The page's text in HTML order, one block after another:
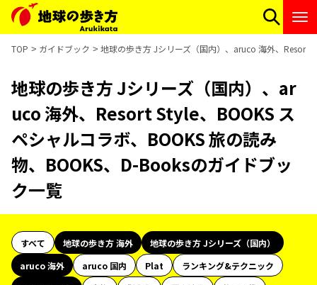
TOP ガイドブック 地球の歩き方 Jシリーズ（国内）、aruco 海外、Resort
地球の歩き方 Jシリーズ（国内）、ar
uco 海外、Resort Style、BOOKS ス
ペシャルコラボ、BOOKS 旅の読み
物、BOOKS、D-Booksのガイドブッ
ク一覧
すべて 地球の歩き方 海外
地球の歩き方 Jシリーズ（国内）
aruco 海外
aruco 国内 Plat
ランキング&テクニック